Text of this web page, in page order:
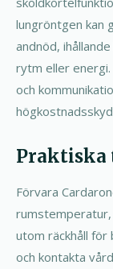
lungröntgen kan
andnöd,
rytm eller energi.
och
Praktiska
Förvara
rumstemperatur,
utom räckhåll för
och kontakta